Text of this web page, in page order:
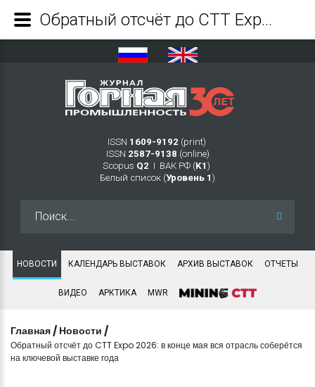
ISSN 1609-9192 (print)
ISSN 2587-9138 (online)
Scopus Q2 Ι ВАК РФ (K1 )
Белый список (Уровень 1 )
НОВОСТИ КАЛЕНДАРЬ ВЫСТАВОК АРХИВ ВЫСТАВОК ОТЧЕТЫ
ВИДЕО АРКТИКА MWR
Главная / Новости /
Обратный отсчёт до CTT Expo 2026: в конце мая вся отрасль соберётся
на ключевой выставке года
Обратный отсчёт до CTT Expo 2026: в конце мая вся отрасль соберётся на ключевой выставке года - Журнал Горная промышленность